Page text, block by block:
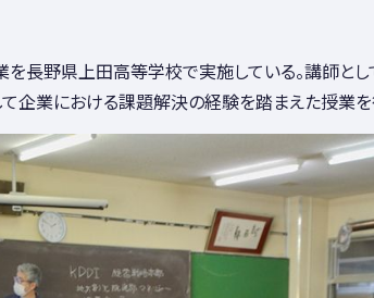
を長野県上田高等学校で実施している。講師
て企業における課題解決の経験を踏まえた授業を